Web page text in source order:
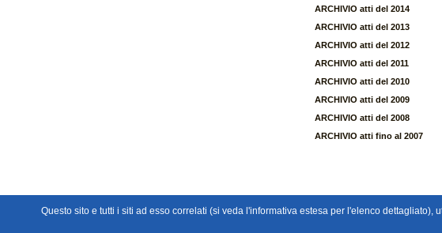
ARCHIVIO atti del 2014
ARCHIVIO atti del 2013
ARCHIVIO atti del 2012
ARCHIVIO atti del 2011
ARCHIVIO atti del 2010
ARCHIVIO atti del 2009
ARCHIVIO atti del 2008
ARCHIVIO atti fino al 2007
Questo sito e tutti i siti ad esso correlati (si veda l'informativa estesa per l'elenco